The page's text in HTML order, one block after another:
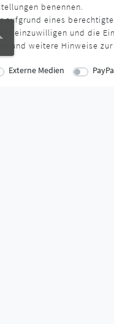
benennen.
eines
einzuwilligen und die
und weitere Hinweise
Externe Medien